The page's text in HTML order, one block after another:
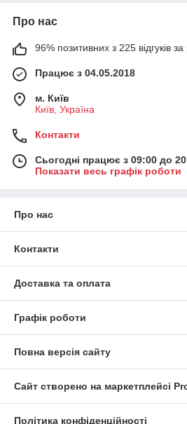
Про нас
96% позитивних з 225 відгуків за
Працює з 04.05.2018
м. Київ
Київ, Україна
Контакти
Сьогодні працює з 09:00 до
Показати весь графік роботи
Про нас
Контакти
Доставка та оплата
Графік роботи
Повна версія сайту
Сайт створено на маркетплейсі
Політика конфіденційності